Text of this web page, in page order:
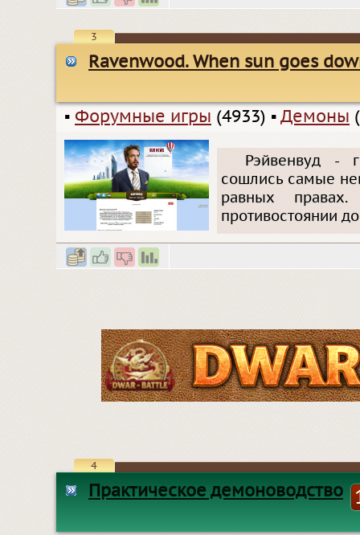
3
Ravenwood. When sun goes
▪ Форумные игры (4933) ▪ Демоны
Рэйвенвуд -
сошлись самые
равных
противостоянии
4
Практическое демоноводство